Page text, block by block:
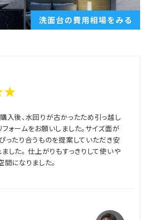
入後、水回りが古かったため引っ越し
ォームをお願いしました。サイズ面が
ったり合うものを提案していただき安
した。 仕上がりもすっきりして使いや
間になりました。